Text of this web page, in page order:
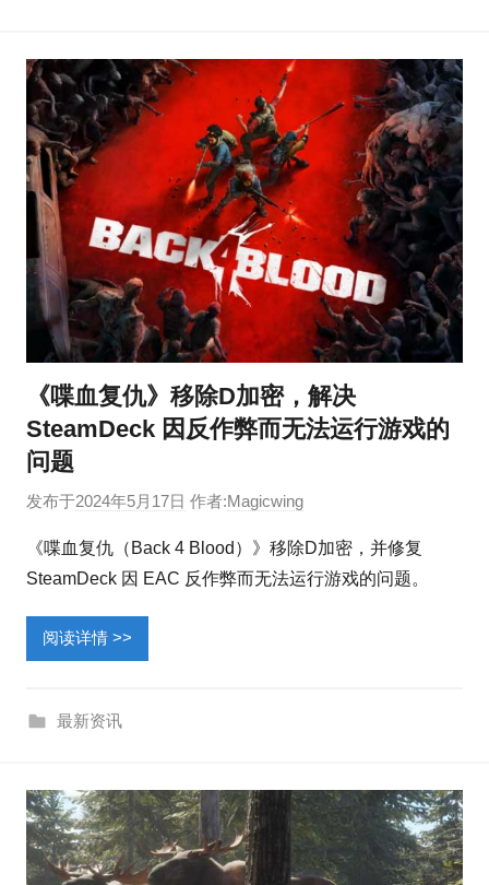
《喋血复仇》移除D加密，解决
SteamDeck 因反作弊而无法运行游戏的
问题
发布于2024年5月17日 作者:Magicwing
《喋血复仇（Back 4 Blood）》移除D加密，并修复
SteamDeck 因 EAC 反作弊而无法运行游戏的问题。
阅读详情 >>
最新资讯